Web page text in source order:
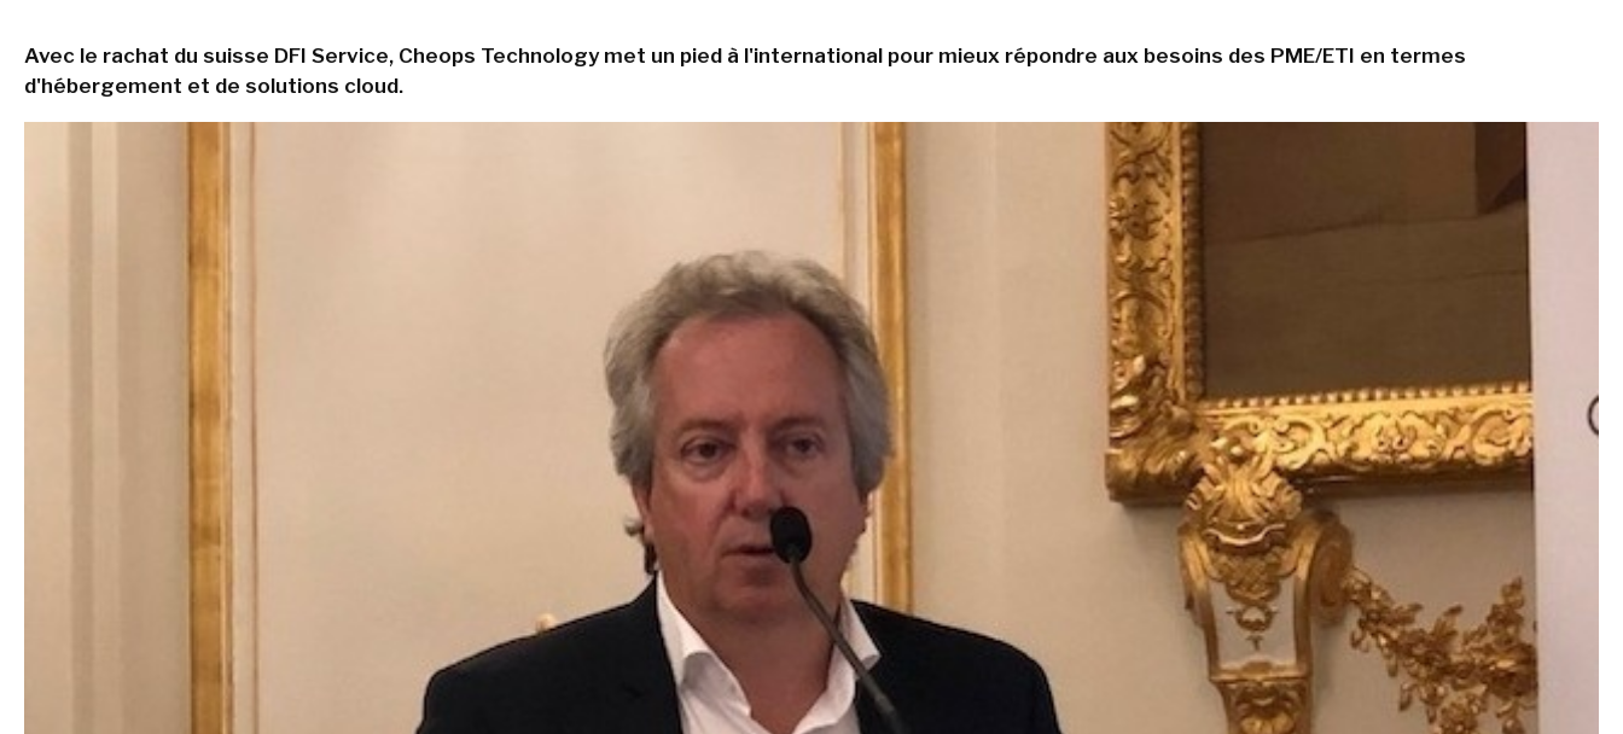
Avec le rachat du suisse DFI Service, Cheops Technology met un pied à l'international pour mieux répondre aux besoins des PME/ETI en termes
d'hébergement et de solutions cloud.